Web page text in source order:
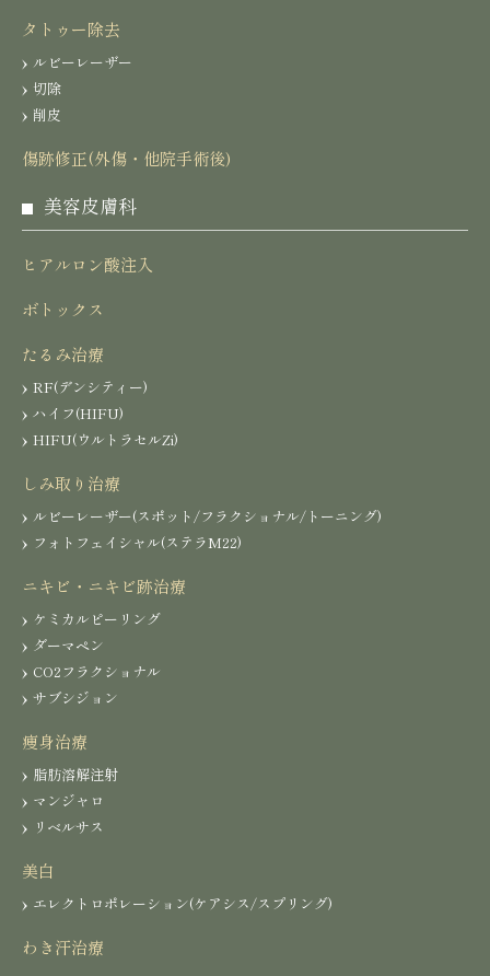
タトゥー除去
ルビーレーザー
切除
削皮
傷跡修正(外傷・他院手術後)
美容皮膚科
ヒアルロン酸注入
ボトックス
たるみ治療
RF(デンシティー)
ハイフ(HIFU)
HIFU(ウルトラセルZi)
しみ取り治療
ルビーレーザー(スポット/フラクショナル/トーニング)
フォトフェイシャル(ステラM22)
ニキビ・ニキビ跡治療
ケミカルピーリング
ダーマペン
CO2フラクショナル
サブシジョン
痩身治療
脂肪溶解注射
マンジャロ
リベルサス
美白
エレクトロポレーション(ケアシス/スプリング)
わき汗治療